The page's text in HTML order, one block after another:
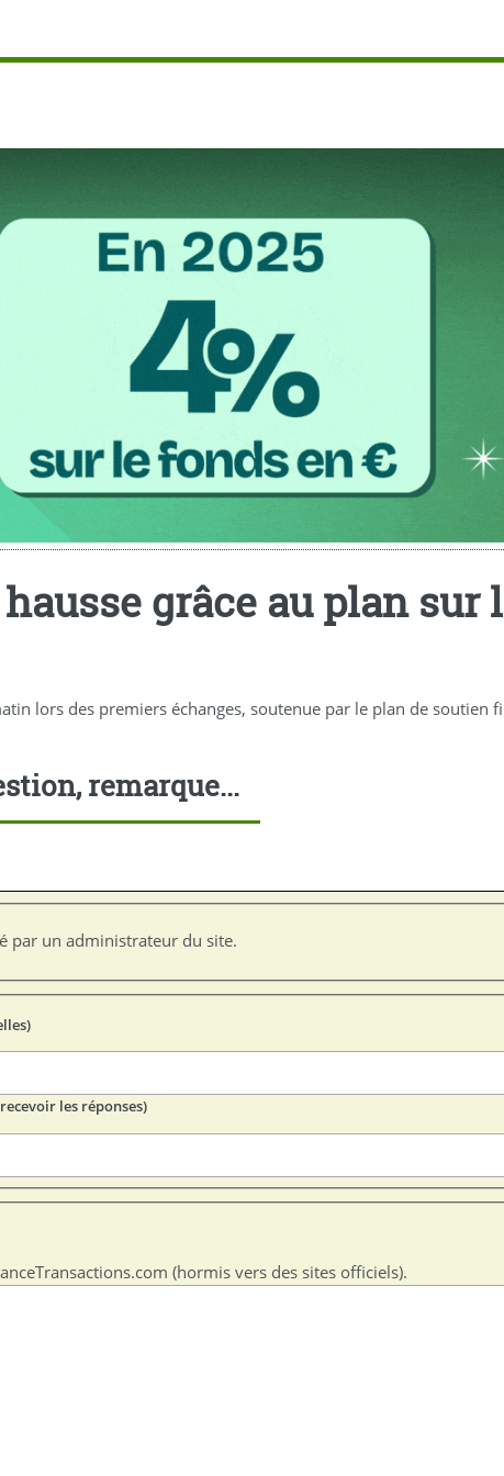
grâce au plan sur
lors des premiers échanges, soutenue par le plan de soutien
remarque...
par un administrateur du site.
les réponses)
(hormis vers des sites officiels).